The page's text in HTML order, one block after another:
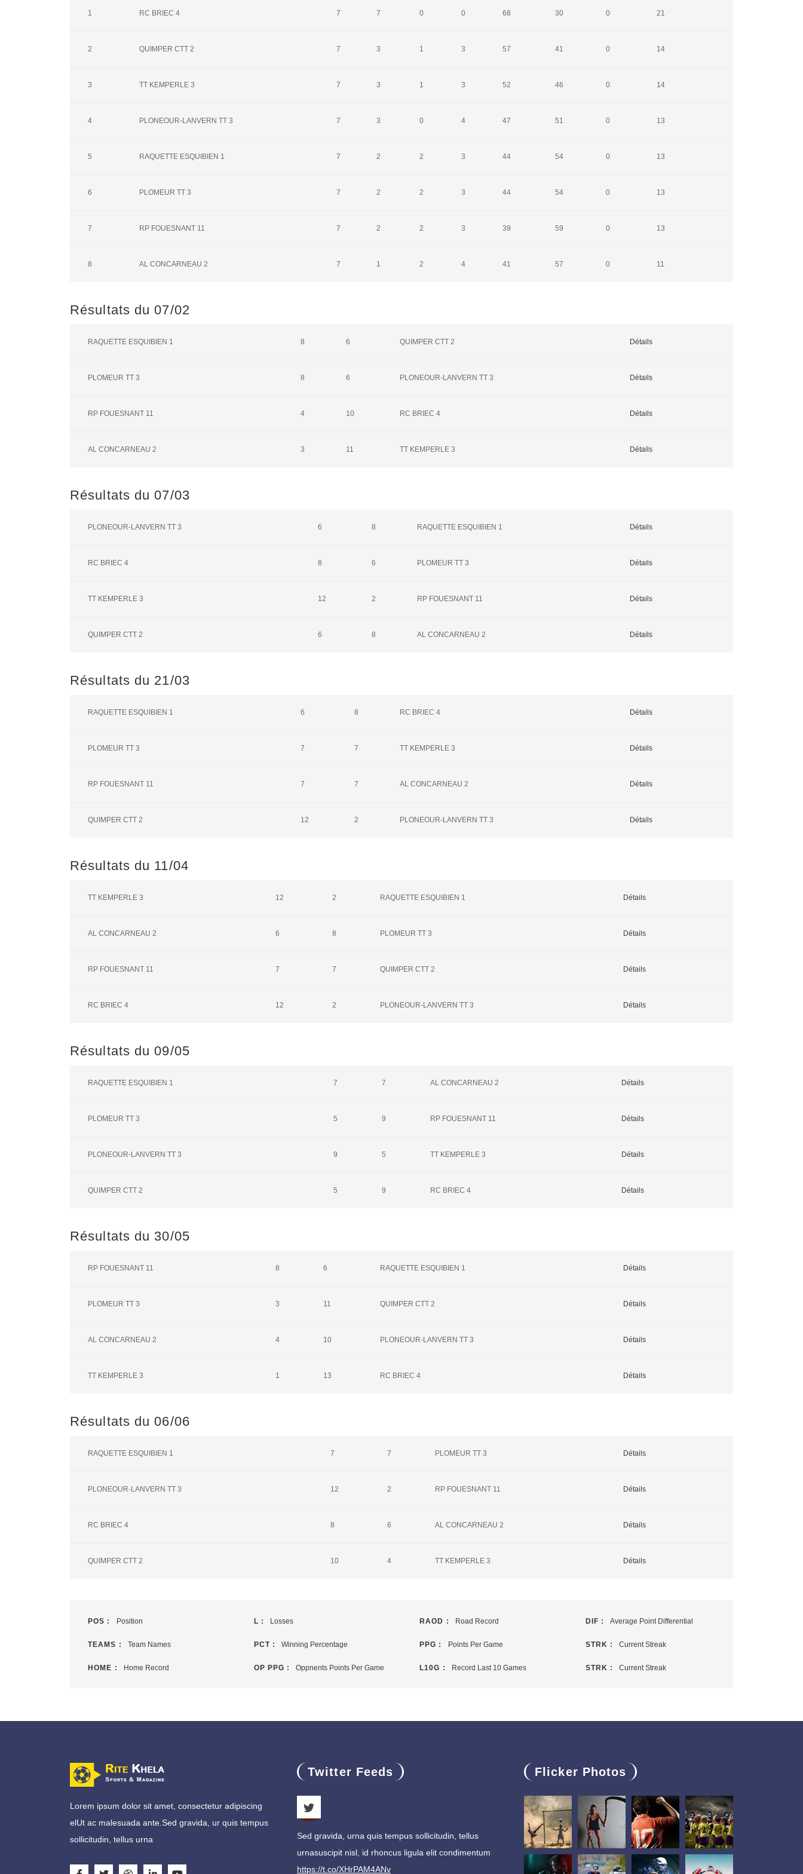
1 RC BRIEC 4 7 7 0 0 68 30 0 21
2 QUIMPER CTT 2 7 3 1 3 57 41 0 14
3 TT KEMPERLE 3 7 3 1 3 52 46 0 14
4 PLONEOUR-LANVERN TT 3 7 3 0 4 47 51 0 13
5 RAQUETTE ESQUIBIEN 1 7 2 2 3 44 54 0 13
6 PLOMEUR TT 3 7 2 2 3 44 54 0 13
7 RP FOUESNANT 11 7 2 2 3 39 59 0 13
8 AL CONCARNEAU 2 7 1 2 4 41 57 0 11
Résultats du 07/02
RAQUETTE ESQUIBIEN 1 8 6 QUIMPER CTT 2 Détails
PLOMEUR TT 3 8 6 PLONEOUR-LANVERN TT 3 Détails
RP FOUESNANT 11 4 10 RC BRIEC 4 Détails
AL CONCARNEAU 2 3 11 TT KEMPERLE 3 Détails
Résultats du 07/03
PLONEOUR-LANVERN TT 3 6 8 RAQUETTE ESQUIBIEN 1 Détails
RC BRIEC 4 8 6 PLOMEUR TT 3 Détails
TT KEMPERLE 3 12 2 RP FOUESNANT 11 Détails
QUIMPER CTT 2 6 8 AL CONCARNEAU 2 Détails
Résultats du 21/03
RAQUETTE ESQUIBIEN 1 6 8 RC BRIEC 4 Détails
PLOMEUR TT 3 7 7 TT KEMPERLE 3 Détails
RP FOUESNANT 11 7 7 AL CONCARNEAU 2 Détails
QUIMPER CTT 2 12 2 PLONEOUR-LANVERN TT 3 Détails
Résultats du 11/04
TT KEMPERLE 3 12 2 RAQUETTE ESQUIBIEN 1 Détails
AL CONCARNEAU 2 6 8 PLOMEUR TT 3 Détails
RP FOUESNANT 11 7 7 QUIMPER CTT 2 Détails
RC BRIEC 4 12 2 PLONEOUR-LANVERN TT 3 Détails
Résultats du 09/05
RAQUETTE ESQUIBIEN 1 7 7 AL CONCARNEAU 2 Détails
PLOMEUR TT 3 5 9 RP FOUESNANT 11 Détails
PLONEOUR-LANVERN TT 3 9 5 TT KEMPERLE 3 Détails
QUIMPER CTT 2 5 9 RC BRIEC 4 Détails
Résultats du 30/05
RP FOUESNANT 11 8 6 RAQUETTE ESQUIBIEN 1 Détails
PLOMEUR TT 3 3 11 QUIMPER CTT 2 Détails
AL CONCARNEAU 2 4 10 PLONEOUR-LANVERN TT 3 Détails
TT KEMPERLE 3 1 13 RC BRIEC 4 Détails
Résultats du 06/06
RAQUETTE ESQUIBIEN 1 7 7 PLOMEUR TT 3 Détails
PLONEOUR-LANVERN TT 3 12 2 RP FOUESNANT 11 Détails
RC BRIEC 4 8 6 AL CONCARNEAU 2 Détails
QUIMPER CTT 2 10 4 TT KEMPERLE 3 Détails
POS : Position L : Losses RAOD : Road Record DIF : Average Point Differential
TEAMS : Team Names PCT : Winning Percentage PPG : Points Per Game STRK : Current Streak
HOME : Home Record OP PPG : Oppnents Points Per Game L10G : Record Last 10 Games STRK : Current Streak
Lorem ipsum dolor sit amet, consectetur adipiscing
elUt ac malesuada ante.Sed gravida, ur quis tempus
sollicitudin, tellus urna
Twitter Feeds
Sed gravida, urna quis tempus sollicitudin, tellus
urnasuscipit nisl, id rhoncus ligula elit condimentum
https://t.co/XHrPAM4ANv
Flicker Photos